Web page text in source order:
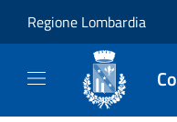
Regione Lombardia